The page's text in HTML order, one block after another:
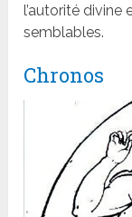
l’autorité divine
semblables.
Chronos